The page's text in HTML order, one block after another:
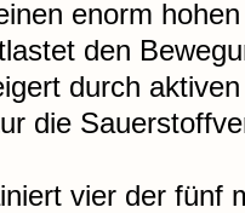
enorm
den
durch
die
vier der fünf